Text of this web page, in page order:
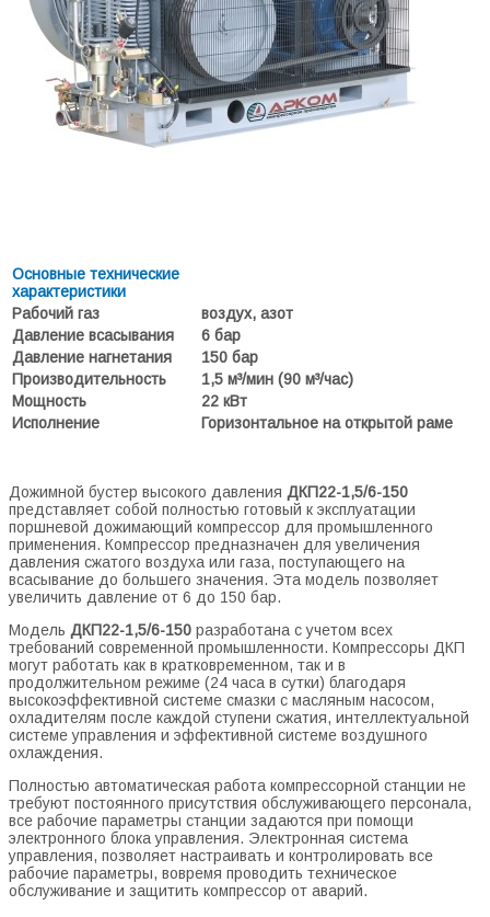
Основные технические
характеристики
Рабочий газ
воздух, азот
Давление всасывания
6 бар
Давление нагнетания
150 бар
Производительность
1,5 м³/мин (90 м³/час)
Мощность
22 кВт
Исполнение
Горизонтальное на открытой раме
Дожимной бустер высокого давления ДКП22-1,5/6-150
представляет собой полностью готовый к эксплуатации
поршневой дожимающий компрессор для промышленного
применения. Компрессор предназначен для увеличения
давления сжатого воздуха или газа, поступающего на
всасывание до большего значения. Эта модель позволяет
увеличить давление от 6 до 150 бар.
Модель ДКП22-1,5/6-150 разработана с учетом всех
требований современной промышленности. Компрессоры ДКП
могут работать как в кратковременном, так и в
продолжительном режиме (24 часа в сутки) благодаря
высокоэффективной системе смазки с масляным насосом,
охладителям после каждой ступени сжатия, интеллектуальной
системе управления и эффективной системе воздушного
охлаждения.
Полностью автоматическая работа компрессорной станции не
требуют постоянного присутствия обслуживающего персонала,
все рабочие параметры станции задаются при помощи
электронного блока управления. Электронная система
управления, позволяет настраивать и контролировать все
рабочие параметры, вовремя проводить техническое
обслуживание и защитить компрессор от аварий.